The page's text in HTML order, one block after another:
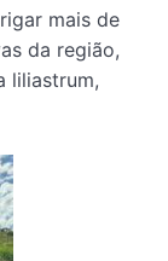
mais de
da região,
liliastrum,